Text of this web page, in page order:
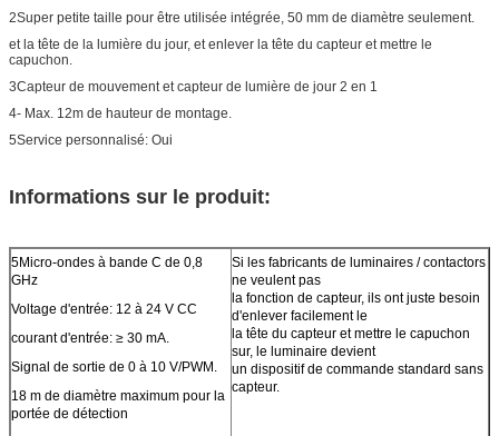
2Super petite taille pour être utilisée intégrée, 50 mm de diamètre seulement.
et la tête de la lumière du jour, et enlever la tête du capteur et mettre le
capuchon.
3Capteur de mouvement et capteur de lumière de jour 2 en 1
4- Max. 12m de hauteur de montage.
5Service personnalisé: Oui
Informations sur le produit:
5Micro-ondes à bande C de 0,8
GHz
Voltage d'entrée: 12 à 24 V CC
courant d'entrée: ≥ 30 mA.
Signal de sortie de 0 à 10 V/PWM.
18 m de diamètre maximum pour la
portée de détection
Si les fabricants de luminaires / contactors
ne veulent pas
la fonction de capteur, ils ont juste besoin
d'enlever facilement le
la tête du capteur et mettre le capuchon
sur, le luminaire devient
un dispositif de commande standard sans
capteur.